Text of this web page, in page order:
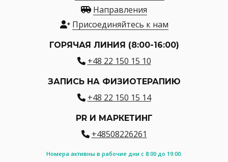
Направления
Присоединяйтесь к нам
ГОРЯЧАЯ ЛИНИЯ (8:00-16:00)
+48 22 150 15 10
ЗАПИСЬ НА ФИЗИОТЕРАПИЮ
+48 22 150 15 14
PR И МАРКЕТИНГ
+48508226261
Номера активны в рабочие дни с 8:00 до 19:00.